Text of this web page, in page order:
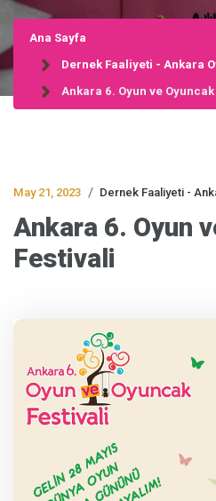
Ana Sayfa
Dernek Faaliyeti - Ankara
Ankara 6. Oyun ve
May 21, 2023 / Dernek Faaliyeti -
Ankara 6. Oyun
Festivali